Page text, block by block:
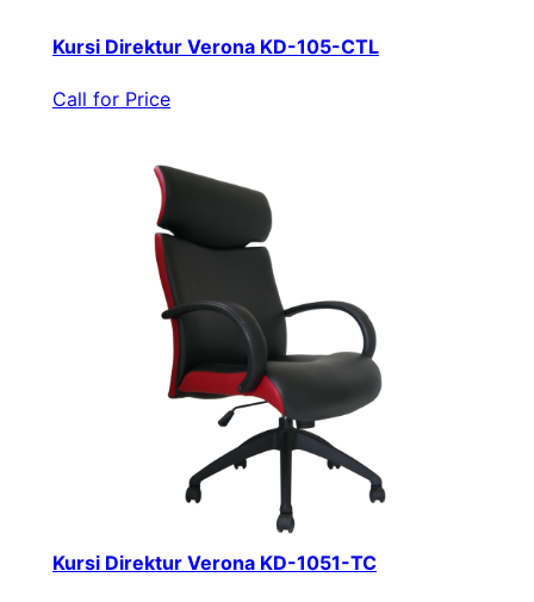
Kursi Direktur Verona KD-105-CTL
Call for Price
Kursi Direktur Verona KD-1051-TC